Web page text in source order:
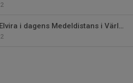
2
Andraplats för Elvira i dagens Medeldistans i Världscupen
2